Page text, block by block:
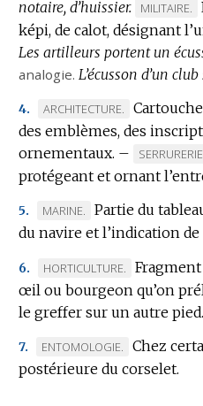
notaire, d’huissier.
MARQUE
DE
DOMAINE
:
MILITAIRE.
képi, de calot, désignant
Les artilleurs portent un
analogie. L’écusson d’un
4.
MARQUE
DE
DOMAINE
:
ARCHITECTURE.
des emblèmes, des
ornementaux. –
MARQUE
DE
:
protégeant et ornant
5.
MARQUE
DE
:
MARINE.
Partie du
du navire et l’indication de
6.
MARQUE
DE
DOMAINE
HORTICULTURE.
œil ou bourgeon qu’on
le greffer sur un autre pied.
7.
MARQUE
DE
ENTOMOLOGIE.
Chez
postérieure du corselet.